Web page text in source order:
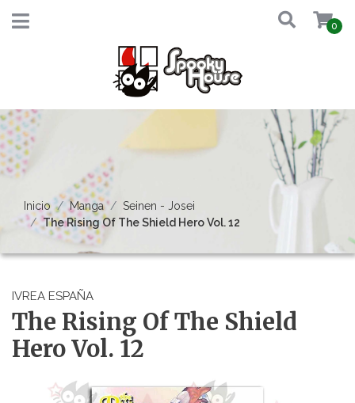
0
Inicio Manga
Seinen - Josei
The Rising Of The Shield Hero Vol. 12
IVREA ESPAÑA
The Rising Of The Shield
Hero Vol. 12